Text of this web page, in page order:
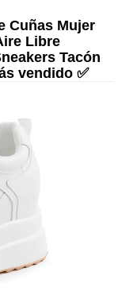
Cuñas Mujer
Libre
Tacón
vendido ✅